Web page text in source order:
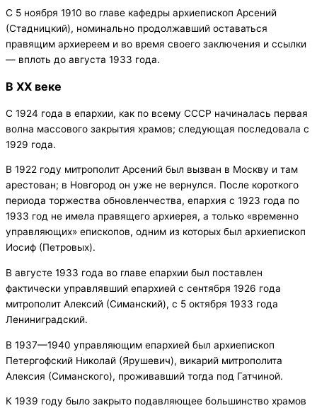
С 5 ноября 1910 во главе кафедры архиепископ Арсений
(Стадницкий), номинально продолжавший оставаться
правящим архиереем и во время своего заключения и ссылки
— вплоть до августа 1933 года.
В XX веке
С 1924 года в епархии, как по всему СССР начиналась первая
волна массового закрытия храмов; следующая последовала с
1929 года.
В 1922 году митрополит Арсений был вызван в Москву и там
арестован; в Новгород он уже не вернулся. После короткого
периода торжества обновленчества, епархия с 1923 года по
1933 год не имела правящего архиерея, а только «временно
управляющих» епископов, одним из которых был архиепископ
Иосиф (Петровых).
В августе 1933 года во главе епархии был поставлен
фактически управлявший епархией с сентября 1926 года
митрополит Алексий (Симанский), с 5 октября 1933 года
Лениниградский.
В 1937—1940 управляющим епархией был архиепископ
Петергофский Николай (Ярушевич), викарий митрополита
Алексия (Симанского), проживавший тогда под Гатчиной.
К 1939 году было закрыто подавляющее большинство храмов